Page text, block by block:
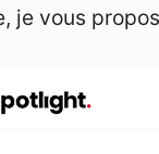
je vous